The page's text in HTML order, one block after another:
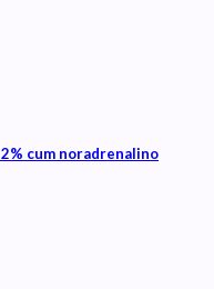
cum noradrenalino